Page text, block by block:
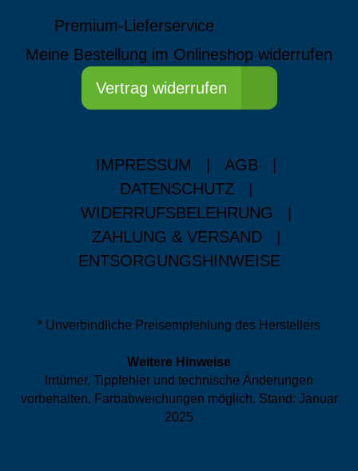
Premium-Lieferservice
Meine Bestellung im Onlineshop widerrufen
Vertrag widerrufen
IMPRESSUM AGB
DATENSCHUTZ
WIDERRUFSBELEHRUNG
ZAHLUNG & VERSAND
ENTSORGUNGSHINWEISE
* Unverbindliche Preisempfehlung des Herstellers
Weitere Hinweise
Irrtümer, Tippfehler und technische Änderungen
vorbehalten. Farbabweichungen möglich. Stand: Januar
2025